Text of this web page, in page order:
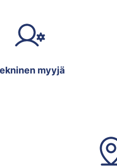
myyjä